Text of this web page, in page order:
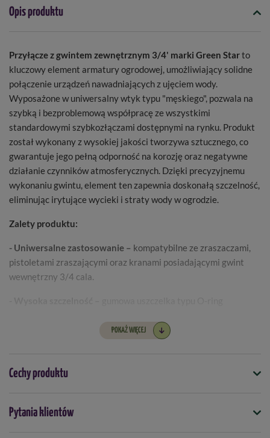
Opis produktu
Przyłącze z gwintem zewnętrznym 3/4' marki Green Starto
kluczowy element armatury ogrodowej, umożliwiający solidne
połączenie urządzeń nawadniających z ujęciem wody.
Wyposażone w uniwersalny wtyk typu "męskiego", pozwala na
szybką i bezproblemową współpracę ze wszystkimi
standardowymi szybkozłączami dostępnymi na rynku. Produkt
został wykonany z wysokiej jakości tworzywa sztucznego, co
gwarantuje jego pełną odporność na korozję oraz negatywne
działanie czynników atmosferycznych. Dzięki precyzyjnemu
wykonaniu gwintu, element ten zapewnia doskonałą szczelność,
eliminując irytujące wycieki i straty wody w ogrodzie.
Zalety produktu:
- Uniwersalne zastosowanie – kompatybilne ze zraszaczami,
pistoletami zraszającymi oraz kranami posiadającymi gwint
wewnętrzny 3/4 cala.
przeciekaniem wody pod ciśnieniem.
pękanie, promieniowanie UV oraz uszkodzenia mechaniczne.
instalacji jednym zdecydowanym ruchem ręki.
POKAŻ WIĘCEJ
Cechy produktu
Symbol
5907554460883
Pytania klientów